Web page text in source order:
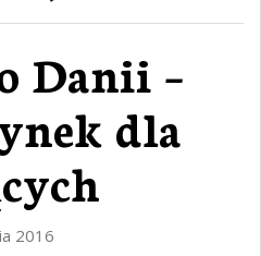
Danii –
dla
2016